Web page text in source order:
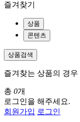
즐겨찾기
상품
콘텐츠
상품검색
즐겨찾는 상품의 경
총 0개
로그인을 해주세요.
회원가입 로그인